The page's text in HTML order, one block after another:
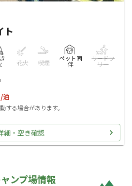
ト
花火 喫煙
ペット同
伴
リードフ
リー
泊
する場合があります。
細・空き確認
ンプ場情報